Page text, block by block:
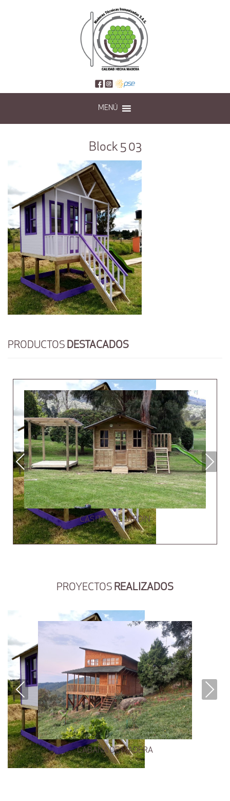
MENÚ
Block 5 03
PRODUCTOS DESTACADOS
CASITAS DE JARDÍN
Previous Next
PROYECTOS REALIZADOS
CABAÑA DE MADERA
Previous Next